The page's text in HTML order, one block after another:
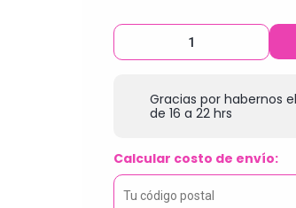
Gracias por habernos
de 16 a 22 hrs
Calcular costo de envío: